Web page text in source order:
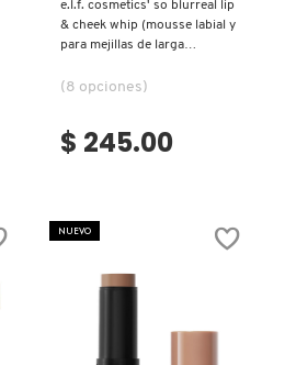
e.l.f. cosmetics' so blurreal lip
& cheek whip (mousse labial y
para mejillas de larga
(8 opciones)
$ 245.00
NUEVO